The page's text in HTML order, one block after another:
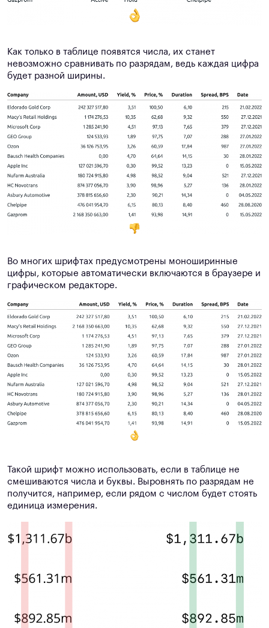
Как только в таблице появятся числа, их станет
невозможно сравнивать по разрядам, ведь каждая цифра
будет разной ширины.
Во многих шрифтах предусмотрены моноширинные
цифры, которые автоматически включаются в браузере и
графическом редакторе.
Такой шрифт можно использовать, если в таблице не
смешиваются числа и буквы. Выровнять по разрядам не
получится, например, если рядом с числом будет стоять
единица измерения.